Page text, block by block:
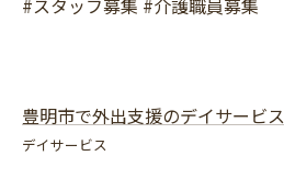
豊明市で外出支援のデイサービス
デイサービス